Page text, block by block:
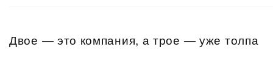
Двое — это компания, а трое — уже толпа